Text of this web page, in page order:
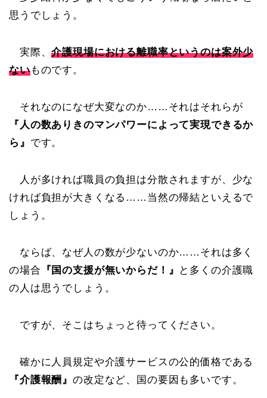
思うでしょう。
実際、介護現場における離職率というのは案外少
ないものです。
それなのになぜ大変なのか……それはそれらが
『人の数ありきのマンパワーによって実現できるか
ら』 です。
人が多ければ職員の負担は分散されますが、少な
ければ負担が大きくなる……当然の帰結といえるで
しょう。
ならば、なぜ人の数が少ないのか……それは多く
の場合 『国の支援が無いからだ！』
と多くの介護職
の人は思うでしょう。
ですが、そこはちょっと待ってください。
確かに人員規定や介護サービスの公的価格である
『介護報酬』の改定など、国の要因も多いです。